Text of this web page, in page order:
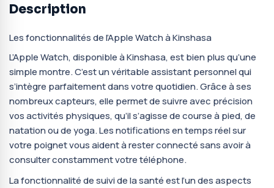
Description
Les fonctionnalités de l’Apple Watch à Kinshasa
L’Apple Watch, disponible à Kinshasa, est bien plus qu’une
simple montre. C’est un véritable assistant personnel qui
s’intègre parfaitement dans votre quotidien. Grâce à ses
nombreux capteurs, elle permet de suivre avec précision
vos activités physiques, qu’il s’agisse de course à pied, de
natation ou de yoga. Les notifications en temps réel sur
votre poignet vous aident à rester connecté sans avoir à
consulter constamment votre téléphone.
La fonctionnalité de suivi de la santé est l’un des aspects